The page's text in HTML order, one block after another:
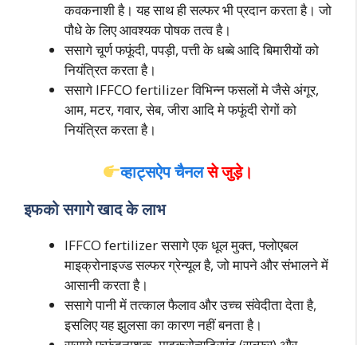
कवकनाशी है। यह साथ ही सल्फर भी प्रदान करता है। जो
पौधे के लिए आवश्यक पोषक तत्व है।
ससागे चूर्ण फफूंदी, पपड़ी, पत्ती के धब्बे आदि बिमारीयों को
नियंत्रित करता है।
ससागे IFFCO fertilizer विभिन्न फसलों मे जैसे अंगूर,
आम, मटर, गवार, सेब, जीरा आदि मे फफूंदी रोगों को
नियंत्रित करता है।
व्हाट्सऐप चैनलसे जुड़े।
इफको सगागे खाद के लाभ
IFFCO fertilizer ससागे एक धूल मुक्त, फ्लोएबल
माइक्रोनाइज्ड सल्फर ग्रेन्यूल है, जो मापने और संभालने में
आसानी करता है।
ससागे पानी में तत्काल फैलाव और उच्च संवेदीता देता है,
इसलिए यह झुलसा का कारण नहीं बनता है।